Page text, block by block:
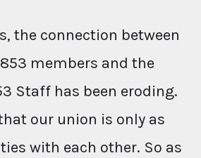
the connection between
members and the
Staff has been eroding.
our union is only as
with each other. So as